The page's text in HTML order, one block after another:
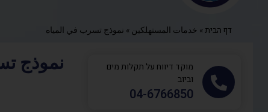
דף הבית » خدمات المستهلكين » نموذج تسرب في المياه
מוקד דיווח על תקלות מים
וביוב
‎04-6766850
نموذج